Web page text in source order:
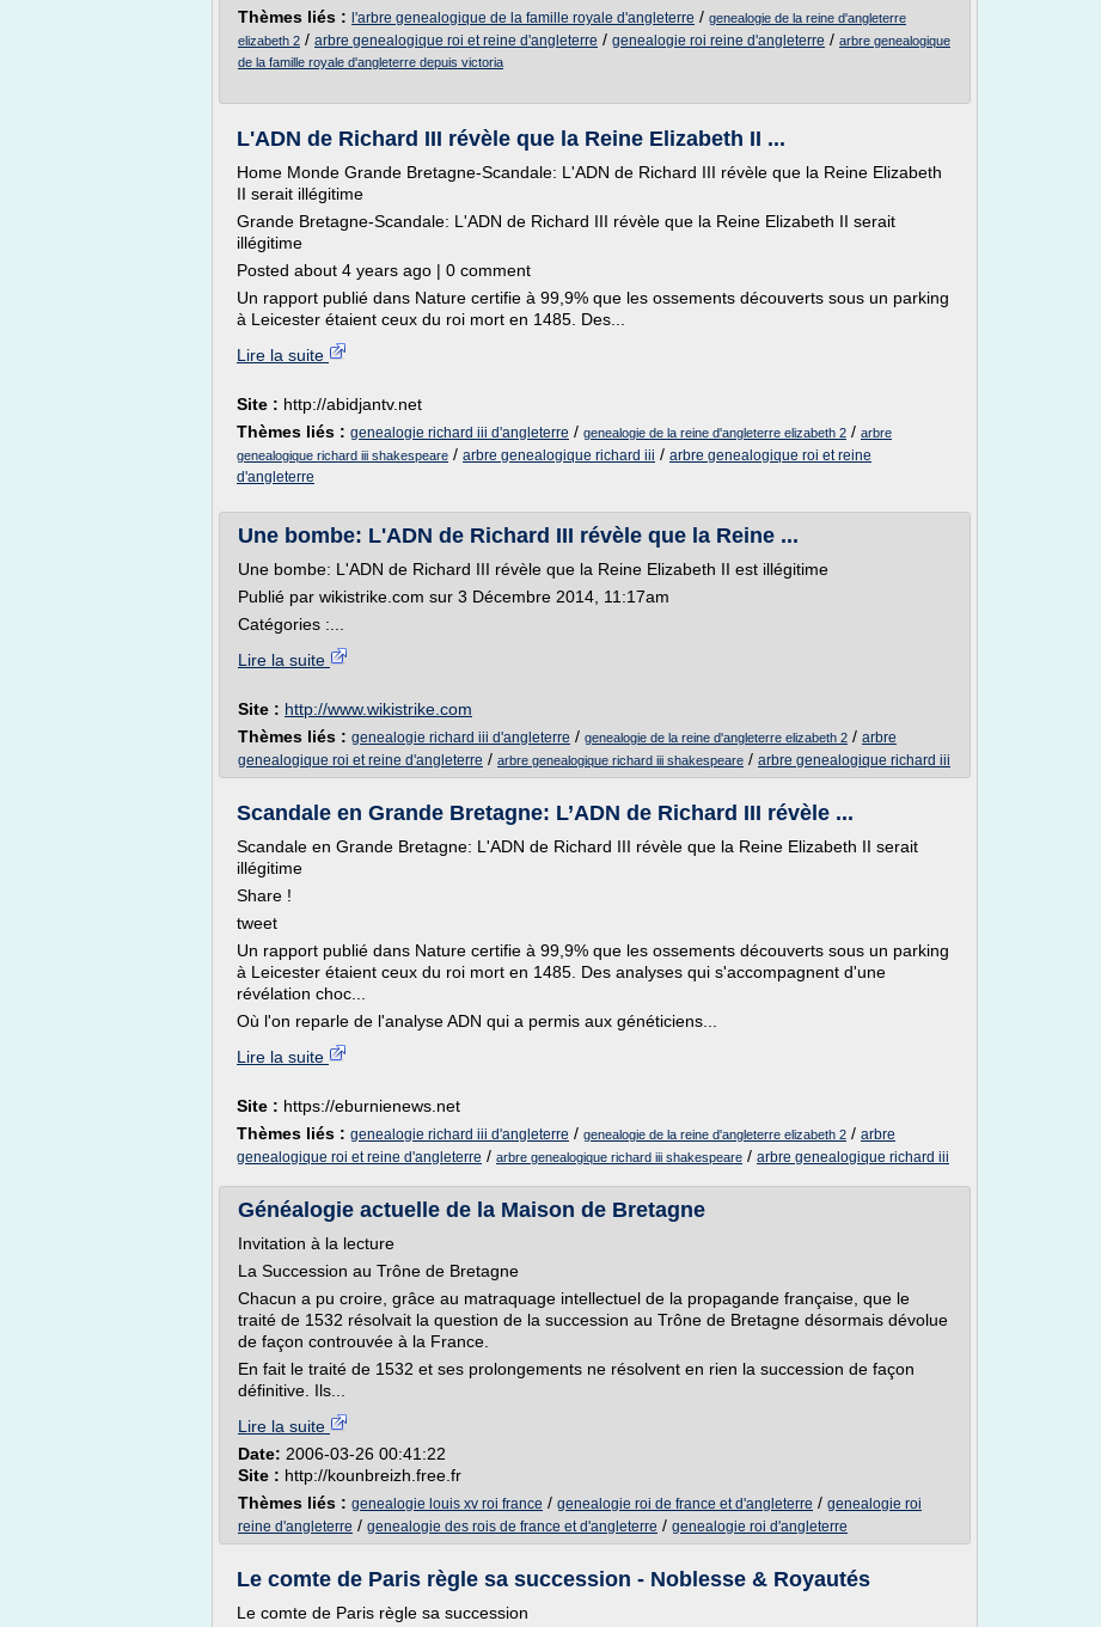
Thèmes liés : l'arbre genealogique de la famille royale d'angleterre / genealogie de la reine d'angleterre
elizabeth 2 / arbre genealogique roi et reine d'angleterre / genealogie roi reine d'angleterre / arbre genealogique
de la famille royale d'angleterre depuis victoria
L'ADN de Richard III révèle que la Reine Elizabeth II ...
Home Monde Grande Bretagne-Scandale: L'ADN de Richard III révèle que la Reine Elizabeth
II serait illégitime
Grande Bretagne-Scandale: L'ADN de Richard III révèle que la Reine Elizabeth II serait
illégitime
Posted about 4 years ago | 0 comment
Un rapport publié dans Nature certifie à 99,9% que les ossements découverts sous un parking
à Leicester étaient ceux du roi mort en 1485. Des...
Lire la suite
Site : http://abidjantv.net
Thèmes liés : genealogie richard iii d'angleterre / genealogie de la reine d'angleterre elizabeth 2 / arbre
genealogique richard iii shakespeare / arbre genealogique richard iii / arbre genealogique roi et reine
d'angleterre
Une bombe: L'ADN de Richard III révèle que la Reine ...
Une bombe: L'ADN de Richard III révèle que la Reine Elizabeth II est illégitime
Publié par wikistrike.com sur 3 Décembre 2014, 11:17am
Catégories :...
Lire la suite
Site : http://www.wikistrike.com
Thèmes liés : genealogie richard iii d'angleterre / genealogie de la reine d'angleterre elizabeth 2 / arbre
genealogique roi et reine d'angleterre / arbre genealogique richard iii shakespeare / arbre genealogique richard iii
Scandale en Grande Bretagne: L’ADN de Richard III révèle ...
Scandale en Grande Bretagne: L'ADN de Richard III révèle que la Reine Elizabeth II serait
illégitime
Share !
tweet
Un rapport publié dans Nature certifie à 99,9% que les ossements découverts sous un parking
à Leicester étaient ceux du roi mort en 1485. Des analyses qui s'accompagnent d'une
révélation choc...
Où l'on reparle de l'analyse ADN qui a permis aux généticiens...
Lire la suite
Site : https://eburnienews.net
Thèmes liés : genealogie richard iii d'angleterre / genealogie de la reine d'angleterre elizabeth 2 / arbre
genealogique roi et reine d'angleterre / arbre genealogique richard iii shakespeare / arbre genealogique richard iii
Généalogie actuelle de la Maison de Bretagne
Invitation à la lecture
La Succession au Trône de Bretagne
Chacun a pu croire, grâce au matraquage intellectuel de la propagande française, que le
traité de 1532 résolvait la question de la succession au Trône de Bretagne désormais dévolue
de façon controuvée à la France.
En fait le traité de 1532 et ses prolongements ne résolvent en rien la succession de façon
définitive. Ils...
Lire la suite
Date: 2006-03-26 00:41:22
Site : http://kounbreizh.free.fr
Thèmes liés : genealogie louis xv roi france / genealogie roi de france et d'angleterre / genealogie roi
reine d'angleterre / genealogie des rois de france et d'angleterre / genealogie roi d'angleterre
Le comte de Paris règle sa succession - Noblesse & Royautés
Le comte de Paris règle sa succession